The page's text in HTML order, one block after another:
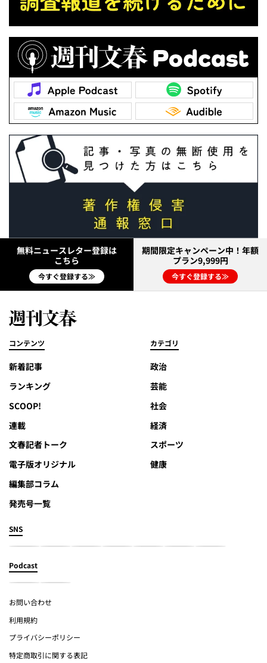
無料ニュースレター登録は
こちら
今すぐ登録する≫
期間限定キャンペーン中！年額
プラン9,999円
今すぐ登録する≫
コンテンツ
新着記事
ランキング
SCOOP!
連載
文春記者トーク
電子版オリジナル
編集部コラム
発売号一覧
カテゴリ
政治
芸能
社会
経済
スポーツ
健康
SNS
Podcast
お問い合わせ
利用規約
プライバシーポリシー
特定商取引に関する表記